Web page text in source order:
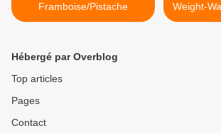
Framboise/Pistache
Hébergé par Overblog
Top articles
Pages
Contact